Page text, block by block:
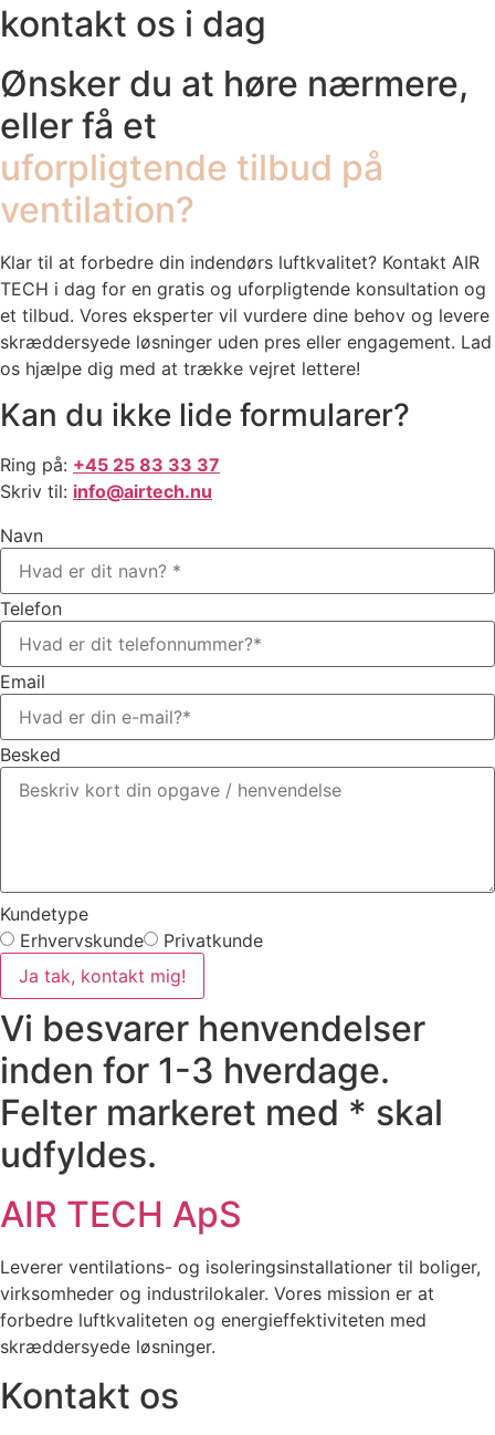
kontakt os i dag
Ønsker du at høre nærmere,
eller få et
uforpligtende tilbud på
ventilation?
Klar til at forbedre din indendørs luftkvalitet? Kontakt AIR
TECH i dag for en gratis og uforpligtende konsultation og
et tilbud. Vores eksperter vil vurdere dine behov og levere
skræddersyede løsninger uden pres eller engagement. Lad
os hjælpe dig med at trække vejret lettere!
Kan du ikke lide formularer?
Ring på: +45 25 83 33 37
Skriv til: info@airtech.nu
Navn
Telefon
Email
Besked
Kundetype
Erhvervskunde
Privatkunde
Ja tak, kontakt mig!
Vi besvarer henvendelser
inden for 1-3 hverdage.
Felter markeret med * skal
udfyldes.
AIR TECH ApS
Leverer ventilations- og isoleringsinstallationer til boliger,
virksomheder og industrilokaler. Vores mission er at
forbedre luftkvaliteten og energieffektiviteten med
skræddersyede løsninger.
Kontakt os